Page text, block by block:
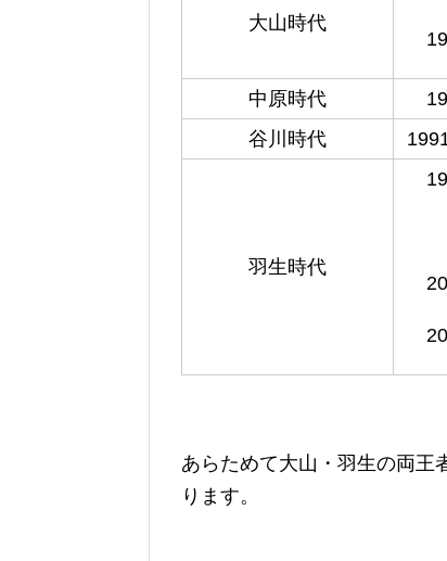
大山時代
中原時代
谷川時代
羽生時代
あらためて大山・羽生の両王
ります。